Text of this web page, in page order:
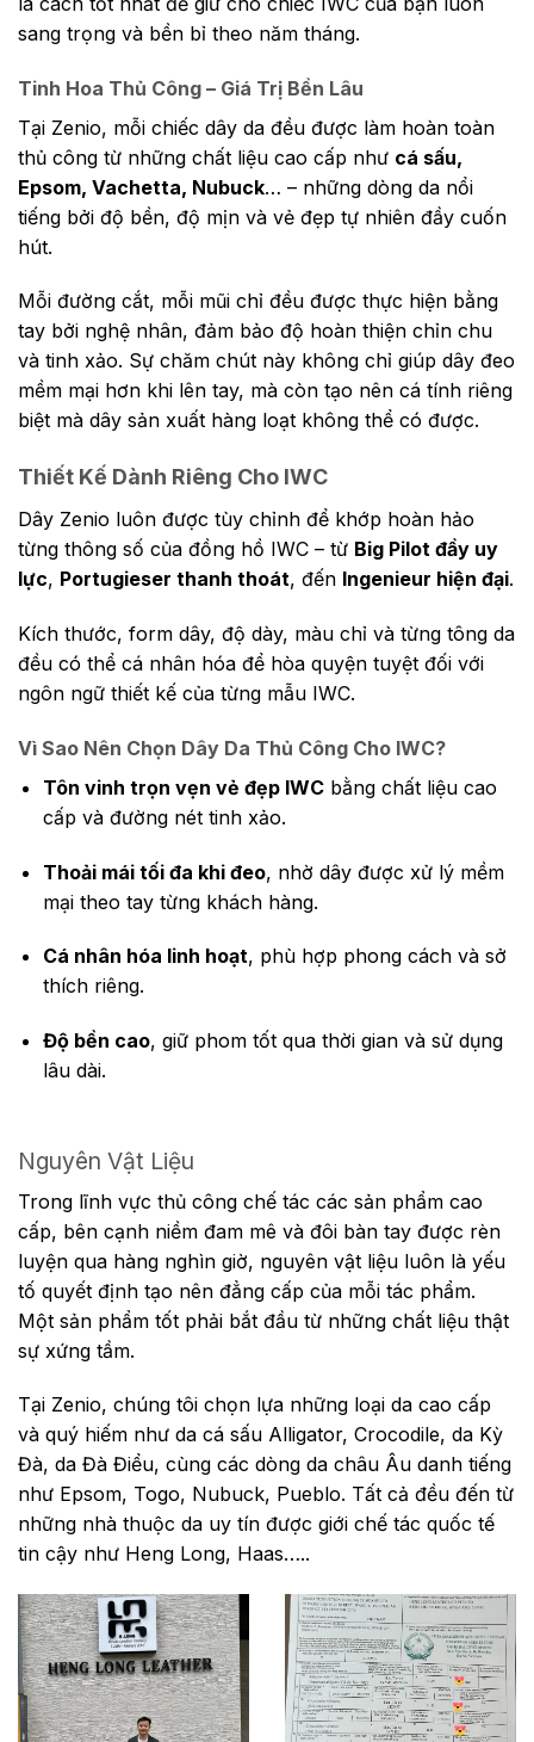
sang trọng và bền bỉ theo năm tháng.
Tinh Hoa Thủ Công – Giá Trị Bền Lâu
Tại Zenio, mỗi chiếc dây da đều được làm hoàn toàn
thủ công từ những chất liệu cao cấp như cá sấu,
Epsom, Vachetta, Nubuck… – những dòng da nổi
tiếng bởi độ bền, độ mịn và vẻ đẹp tự nhiên đầy cuốn
hút.
Mỗi đường cắt, mỗi mũi chỉ đều được thực hiện bằng
tay bởi nghệ nhân, đảm bảo độ hoàn thiện chỉn chu
và tinh xảo. Sự chăm chút này không chỉ giúp dây đeo
mềm mại hơn khi lên tay, mà còn tạo nên cá tính riêng
biệt mà dây sản xuất hàng loạt không thể có được.
Thiết Kế Dành Riêng Cho IWC
Dây Zenio luôn được tùy chỉnh để khớp hoàn hảo
từng thông số của đồng hồ IWC – từ Big Pilot đầy uy
lực, Portugieser thanh thoát, đến Ingenieur hiện đại.
Kích thước, form dây, độ dày, màu chỉ và từng tông da
đều có thể cá nhân hóa để hòa quyện tuyệt đối với
ngôn ngữ thiết kế của từng mẫu IWC.
Vì Sao Nên Chọn Dây Da Thủ Công Cho IWC?
Tôn vinh trọn vẹn vẻ đẹp IWCbằng chất liệu cao
cấp và đường nét tinh xảo.
Thoải mái tối đa khi đeo, nhờ dây được xử lý mềm
mại theo tay từng khách hàng.
Cá nhân hóa linh hoạt, phù hợp phong cách và sở
thích riêng.
Độ bền cao, giữ phom tốt qua thời gian và sử dụng
lâu dài.
Nguyên Vật Liệu
Trong lĩnh vực thủ công chế tác các sản phẩm cao
cấp, bên cạnh niềm đam mê và đôi bàn tay được rèn
luyện qua hàng nghìn giờ, nguyên vật liệu luôn là yếu
tố quyết định tạo nên đẳng cấp của mỗi tác phẩm.
Một sản phẩm tốt phải bắt đầu từ những chất liệu thật
sự xứng tầm.
Tại Zenio, chúng tôi chọn lựa những loại da cao cấp
và quý hiếm như da cá sấu Alligator, Crocodile, da Kỳ
Đà, da Đà Điểu, cùng các dòng da châu Âu danh tiếng
như Epsom, Togo, Nubuck, Pueblo. Tất cả đều đến từ
những nhà thuộc da uy tín được giới chế tác quốc tế
tin cậy như Heng Long, Haas…..